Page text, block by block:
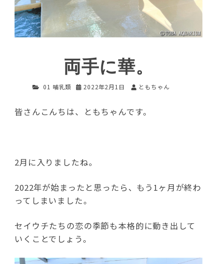
両手に華。
01 哺乳類 2022年2月1日 ともちゃん
皆さんこんちは、ともちゃんです。
2月に入りましたね。
2022年が始まったと思ったら、もう1ヶ月が終わ
ってしまいました。
セイウチたちの恋の季節も本格的に動き出して
いくことでしょう。